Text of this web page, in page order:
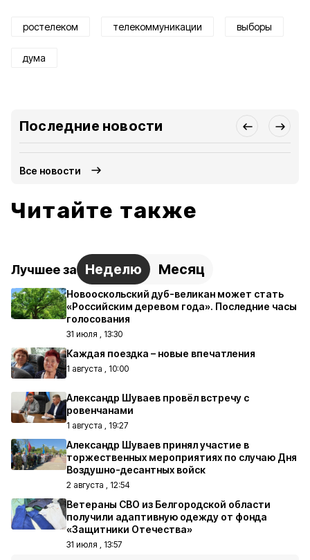
ростелеком телекоммуникации выборы
дума
Последние новости
Все новости
Читайте также
Лучшее за Неделю Месяц
Новооскольский дуб-великан может стать
«Российским деревом года». Последние часы
голосования
31 июля , 13:30
Каждая поездка – новые впечатления
1 августа , 10:00
Александр Шуваев провёл встречу с
ровенчанами
1 августа , 19:27
Александр Шуваев принял участие в
торжественных мероприятиях по случаю Дня
Воздушно-десантных войск
2 августа , 12:54
Ветераны СВО из Белгородской области
получили адаптивную одежду от фонда
«Защитники Отечества»
31 июля , 13:57